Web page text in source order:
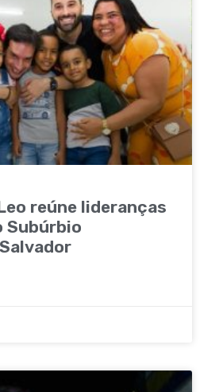
reúne lideranças
Subúrbio